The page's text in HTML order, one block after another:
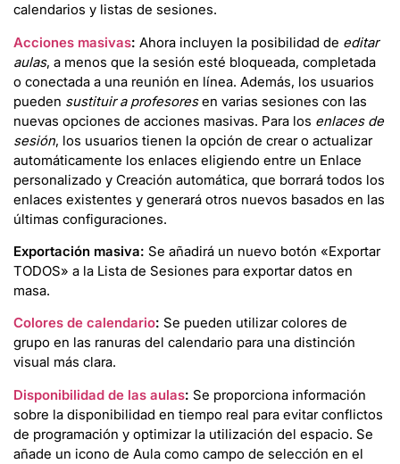
calendarios y listas de sesiones.
Acciones masivas: Ahora incluyen la posibilidad de editar
aulas, a menos que la sesión esté bloqueada, completada
o conectada a una reunión en línea. Además, los usuarios
pueden sustituir a profesoresen varias sesiones con las
nuevas opciones de acciones masivas. Para los enlaces de
sesión, los usuarios tienen la opción de crear o actualizar
automáticamente los enlaces eligiendo entre un Enlace
personalizado y Creación automática, que borrará todos los
enlaces existentes y generará otros nuevos basados en las
últimas configuraciones.
Exportación masiva: Se añadirá un nuevo botón «Exportar
TODOS» a la Lista de Sesiones para exportar datos en
masa.
Colores de calendario: Se pueden utilizar colores de
grupo en las ranuras del calendario para una distinción
visual más clara.
Disponibilidad de las aulas: Se proporciona información
sobre la disponibilidad en tiempo real para evitar conflictos
de programación y optimizar la utilización del espacio. Se
añade un icono de Aula como campo de selección en el